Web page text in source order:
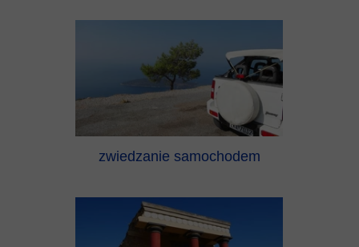
zwiedzanie samochodem